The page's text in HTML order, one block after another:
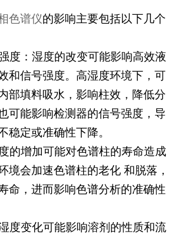
色谱仪的影响主要包括以下几个
度：湿度的改变可能影响高效液
和信号强度。高湿度环境下，可
部填料吸水，影响柱效，降低分
可能影响检测器的信号强度，导
稳定或准确性下降。
的增加可能对色谱柱的寿命造成
境会加速色谱柱的老化 和脱落，
命，进而影响色谱分析的准确性
度变化可能影响溶剂的性质和流